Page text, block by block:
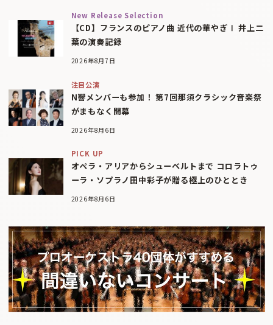
New Release Selection
【CD】フランスのピアノ曲 近代の華やぎⅠ 井上二
葉の演奏記録
2026年8月7日
注目公演
N響メンバーも参加！ 第7回那須クラシック音楽祭
がまもなく開幕
2026年8月6日
PICK UP
オペラ・アリアからシューベルトまで コロラトゥ
ーラ・ソプラノ田中彩子が贈る極上のひととき
2026年8月6日